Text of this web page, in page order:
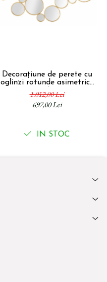
Decorațiune de perete cu
oglinzi rotunde asimetrice
și ramă metalică aurie 100
x 2.3 x 51.5 cm
1.012,00 Lei
697,00 Lei
IN STOC